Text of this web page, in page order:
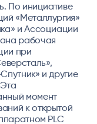
По инициативе
«Металлургия»
и Ассоциации
рабочая
при
и другие
момент
к открытой
PLC